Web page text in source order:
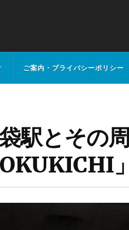
ご案内・プライバシーポリシー
駅とその